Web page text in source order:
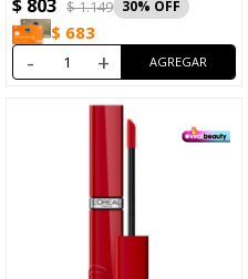
N°600 Le Nu Rose
$ 803 $1.149 30
$ 683
- +